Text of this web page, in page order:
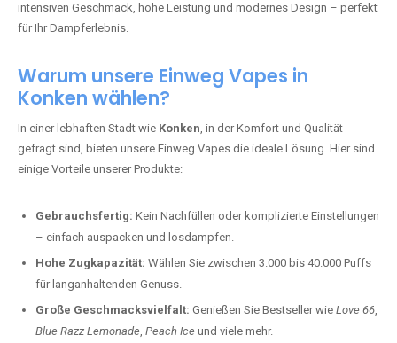
intensiven Geschmack, hohe Leistung und modernes Design – perfekt
für Ihr Dampferlebnis.
Warum unsere Einweg Vapes in
Konken wählen?
In einer lebhaften Stadt wie Konken, in der Komfort und Qualität
gefragt sind, bieten unsere Einweg Vapes die ideale Lösung. Hier sind
einige Vorteile unserer Produkte:
Gebrauchsfertig: Kein Nachfüllen oder komplizierte Einstellungen
– einfach auspacken und losdampfen.
Hohe Zugkapazität: Wählen Sie zwischen 3.000 bis 40.000 Puffs
für langanhaltenden Genuss.
Große Geschmacksvielfalt: Genießen Sie Bestseller wie Love 66,
Blue Razz Lemonade, Peach Ice und viele mehr.